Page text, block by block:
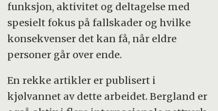
funksjon, aktivitet og deltagelse med
spesielt fokus på fallskader og hvilke
konsekvenser det kan få, når eldre
personer går over ende.
En rekke artikler er publisert i
kjølvannet av dette arbeidet. Bergland er